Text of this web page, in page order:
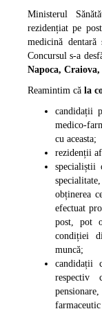
Ministerul
rezidențiat pe
medicină
Concursul s-a
Napoca,
Reamintim că la
candidații
medico-
cu aceasta;
rezidenții
specialiștii
obținerea
efectuat
post, pot
condiției
muncă;
candidații
respectiv